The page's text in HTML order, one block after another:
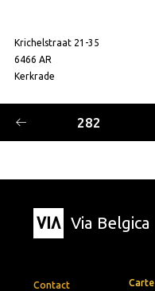
Krichelstraat 21-35
6466 AR
Kerkrade
282
Via Belgica
Contact
Carte